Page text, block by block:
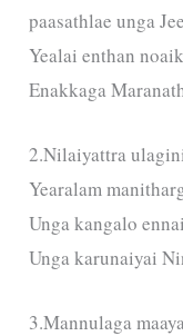
paasathlae unga
Yealai enthan
Enakkaga
2.Nilaiyattra
Yearalam
Unga kangalo
Unga karunaiyai
3.Mannulaga